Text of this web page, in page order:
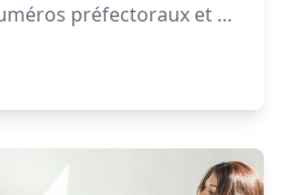
préfectoraux et la
votre décret.